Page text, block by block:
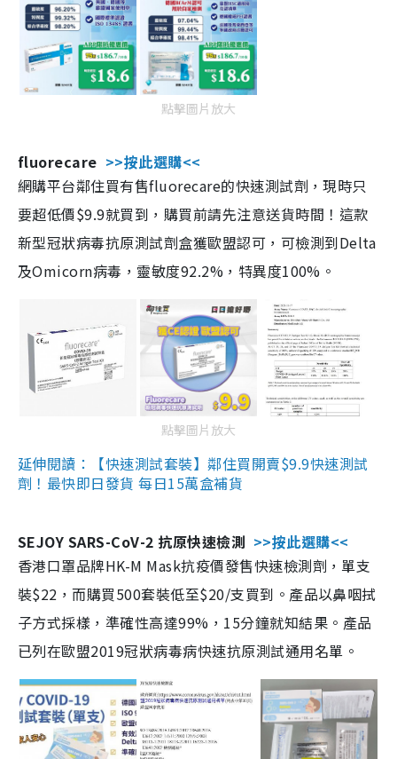
點擊圖片放大
fluorecare >>按此選購<<
網購平台鄰住買有售fluorecare的快速測試劑，現時只
要超低價$9.9就買到，購買前請先注意送貨時間！這款
新型冠狀病毒抗原測試劑盒獲歐盟認可，可檢測到Delta
及Omicorn病毒，靈敏度92.2%，特異度100%。
點擊圖片放大
延伸閱讀：【快速測試套裝】鄰住買開賣$9.9快速測試
劑！最快即日發貨 每日15萬盒補貨
SEJOY SARS-CoV-2 抗原快速檢測 >>按此選購<<
香港口罩品牌HK-M Mask抗疫價發售快速檢測劑，單支
裝$22，而購買500套裝低至$20/支買到。產品以鼻咽拭
子方式採樣，準確性高達99%，15分鐘就知結果。產品
已列在歐盟2019冠狀病毒病快速抗原測試通用名單。